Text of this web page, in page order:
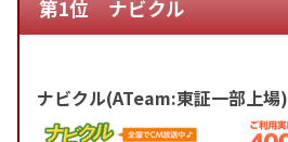
第1位 ナビクル
ナビクル(ATeam:東証一部上場)